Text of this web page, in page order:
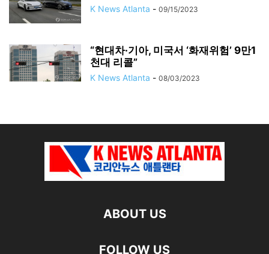
K News Atlanta - 09/15/2023
“현대차·기아, 미국서 ‘화재위험’ 9만1
천대 리콜”
K News Atlanta - 08/03/2023
ABOUT US
FOLLOW US